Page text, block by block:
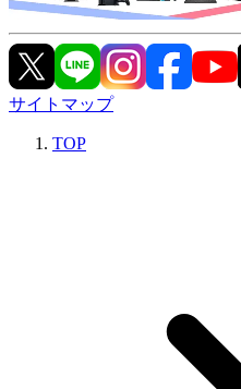
サイトマップ
TOP